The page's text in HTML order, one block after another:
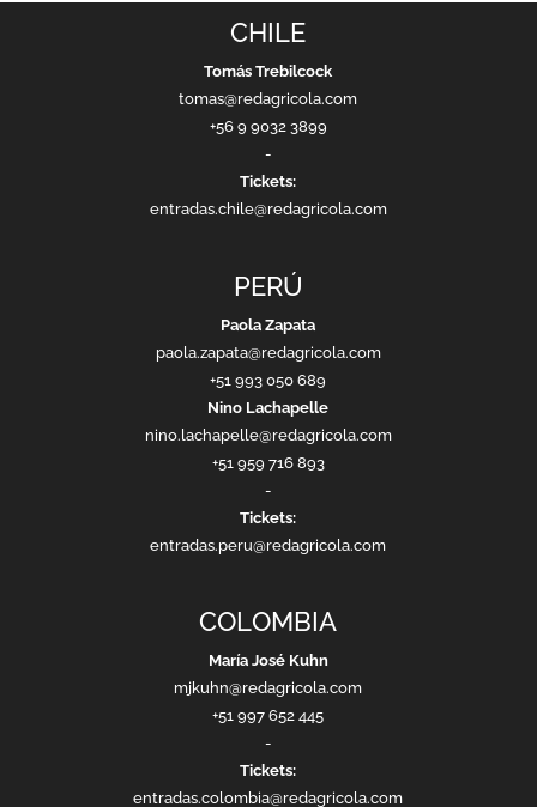
CHILE
Tomás Trebilcock
tomas@redagricola.com
+56 9 9032 3899
-
Tickets:
entradas.chile@redagricola.com
PERÚ
Paola Zapata
paola.zapata@redagricola.com
+51 993 050 689
Nino Lachapelle
nino.lachapelle@redagricola.com
+51 959 716 893
-
Tickets:
entradas.peru@redagricola.com
COLOMBIA
María José Kuhn
mjkuhn@redagricola.com
+51 997 652 445
-
Tickets:
entradas.colombia@redagricola.com